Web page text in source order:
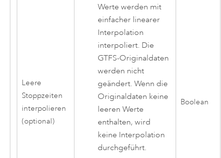
Leere
Stoppzeiten
interpolieren
(optional)
Werte werden mit
einfacher linearer
Interpolation
interpoliert. Die
GTFS-Originaldaten
werden nicht
geändert. Wenn die
Originaldaten keine
leeren Werte
enthalten, wird
keine Interpolation
durchgeführt.
Boolean